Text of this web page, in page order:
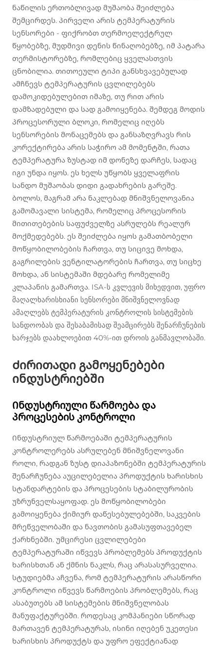
ნაწილის ერთობლივად მუშაობა შეიძლება
შემცირდეს. პირველი არის ტემპერატურის
სენსორები - ფიქრობთ თერმოელექტრულ
წყობებზე, მუდმივი დენის წინაღობებზე, იმ პატარა
თერმისტორებზე, რომლებიც ყველასთვის
ცნობილია. თითოეული ტიპი განსხვავებულად
ამჩნევს ტემპერატურის ცვლილებებს
დამოკიდებულებით იმაზე, თუ რით არის
დამზადებული და სად გამოიყენება. შემდეგ მოდის
პროცესორული ბლოკი, რომელიც იღებს
სენსორების მონაცემებს და განსაზღვრავს რის
კორექტირება არის საჭირო ამ მომენტში, რათა
ტემპერატურა ზუსტად იმ დონეზე დარჩეს, სადაც
იგი უნდა იყოს. ეს ხელს უწყობს ყველაფრის
სანდო მუშაობას დიდი გადახრების გარეშე.
ბოლოს, მაგრამ არა ნაკლებად მნიშვნელოვანია
გამომავალი სისტემა, რომელიც პროცესორის
მითითებების საფუძველზე ასრულებს რეალურ
მოქმედებებს. ეს შეიძლება იყოს გამათბობელი
მოწყობილობების ჩართვა, თუ სიცივე მოხდა,
გაგრილების ვენტილატორების ჩართვა, თუ სიცხე
მოხდა, ან სისტემაში მდებარე რომელიმე
კლაპანის გამართვა. ISA-ს კვლევის მიხედვით, უფრო
მაღალხარისხიანი სენსორები მნიშვნელოვნად
ამაღლებს ტემპერატურის კონტროლის სისტემების
სანდოობას და შესაბამისად შეამცირებს შენარჩუნების
ხარჯებს დაახლოებით 40%-ით დროის განმავლობაში.
Ძირითადი გამოყენებები
ინდუსტრიებში
Ინდუსტრიული წარმოება და
პროცესების კონტროლი
Ინდუსტრიულ წარმოებაში ტემპერატურის
კონტროლერებს ასრულებენ მნიშვნელოვანი
როლი, რადგან ზუსტ დიაპაზონებში ტემპერატურის
შენარჩუნება აუცილებელია პროდუქტის ხარისხის
სტანდარტების და პროცესების სტაბილურობის
უზრუნველსაყოფად. ეს მოწყობილობები
გამოიყენება ქიმიურ დაწესებულებებში, საკვების
მრეწველობაში და ნავთობის გამასუფთავებელ
ქარხნებში. უმცირესი ცვლილებები
ტემპერატურაში იწვევს პრობლემებს პროდუქტის
ხარისხთან ან ქმნის ნაკლს, რაც არასასურველია.
სტუდიებმა აჩვენა, რომ ტემპერატურის არასწორი
კონტროლი იწვევს წარმოების პრობლემებს, რაც
ასაბუთებს ამ სისტემების მნიშვნელობას
მანუფაქტურებში. როდესაც კომპანიები სწორად
მართავენ ტემპერატურას, ისინი იღებენ უკეთესი
ხარისხის პროდუქტს და უფრო ეფექტიანად